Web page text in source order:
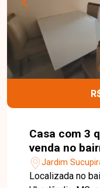
Casa com 3 quartos
venda no
Uberlândia-
Jardim
Localizada no